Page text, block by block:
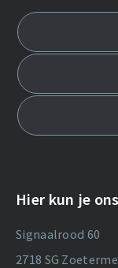
Hier kun je
Signaalrood 60
2718 SG